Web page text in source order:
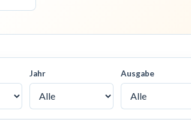
Jahr Ausgabe